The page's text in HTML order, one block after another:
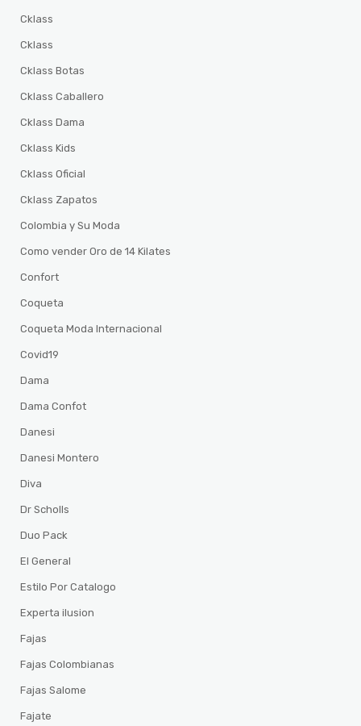
Cklass
Cklass
Cklass Botas
Cklass Caballero
Cklass Dama
Cklass Kids
Cklass Oficial
Cklass Zapatos
Colombia y Su Moda
Como vender Oro de 14 Kilates
Confort
Coqueta
Coqueta Moda Internacional
Covid19
Dama
Dama Confot
Danesi
Danesi Montero
Diva
Dr Scholls
Duo Pack
El General
Estilo Por Catalogo
Experta ilusion
Fajas
Fajas Colombianas
Fajas Salome
Fajate